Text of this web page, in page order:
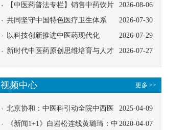
2026-08-06
【中医药普法专栏】销售中药饮片
应告知煎服方法及注意事项
2026-07-30
共同坚守中国特色医疗卫生体系
2026-07-29
以科技创新推进中医药现代化
2026-07-27
新时代中医药原创思维培育与人才
更多 >>
视频中心
2025-04-09
北京协和：中医科引动全院中西医
协同
2020-04-07
《新闻1+1》白岩松连线黄璐琦：中